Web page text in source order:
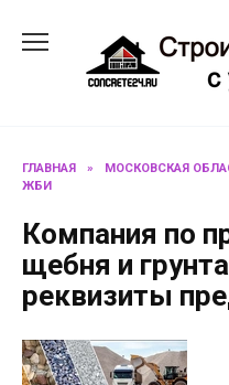
содержанию
ГЛАВНАЯ » МОСКОВСКАЯ
ЖБИ
Компания по
щебня и
реквизиты